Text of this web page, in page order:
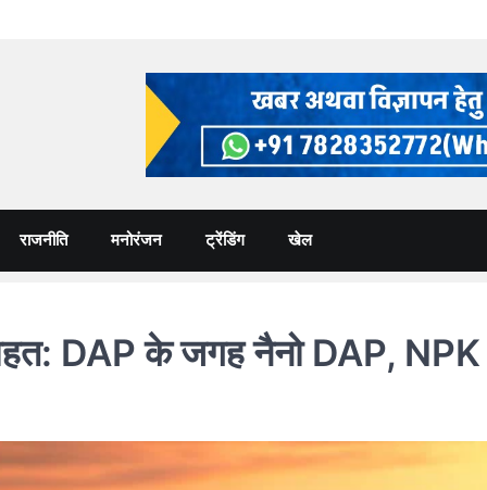
राजनीति मनोरंजन ट्रेंडिंग खेल
DAP के जगह नैनो DAP,